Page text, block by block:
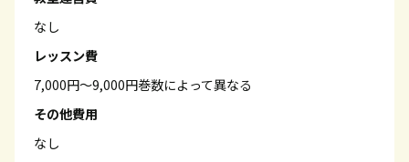
なし
レッスン費
7,000円～9,000円巻数によって異なる
その他費用
なし